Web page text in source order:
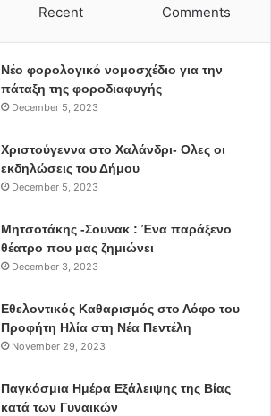
Recent Comments
Νέο φορολογικό νομοσχέδιο για την
πάταξη της φοροδιαφυγής
December 5, 2023
Χριστούγεννα στο Χαλάνδρι- Ολες οι
εκδηλώσεις του Δήμου
December 5, 2023
Μητσοτάκης -Σουνακ : Ένα παράξενο
θέατρο που μας ζημιώνει
December 3, 2023
Εθελοντικός Καθαρισμός στο Λόφο του
Προφήτη Ηλία στη Νέα Πεντέλη
November 29, 2023
Παγκόσμια Ημέρα Εξάλειψης της Βίας
κατά των Γυναικών